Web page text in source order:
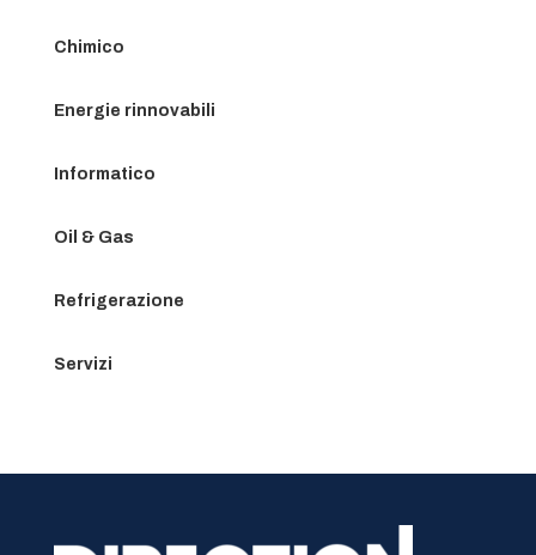
Chimico
Energie rinnovabili
Informatico
Oil & Gas
Refrigerazione
Servizi